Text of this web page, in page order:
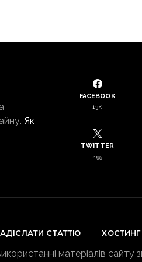
Як
FACEBOOK
13K
TWITTER
495
СТАТТЮ ХОСТИНГ
матеріалів сайту